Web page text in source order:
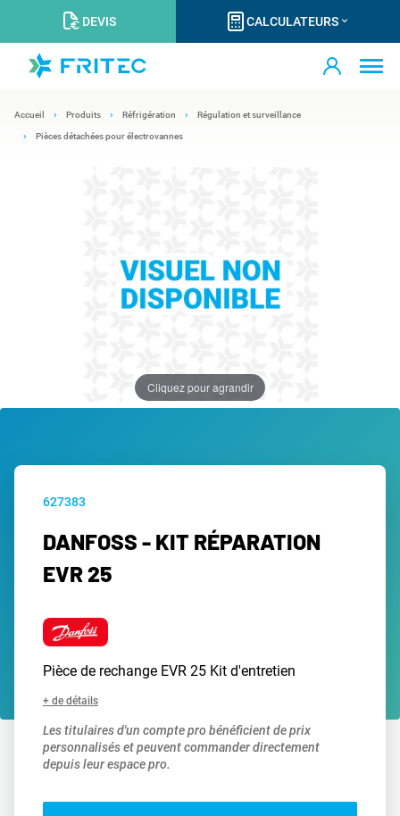
DEVIS CALCULATEURS
Accueil Produits Réfrigération Régulation et surveillance
Pièces détachées pour électrovannes
Cliquez pour agrandir
627383
DANFOSS - KIT RÉPARATION
EVR 25
Pièce de rechange EVR 25 Kit d'entretien
+ de détails
Les titulaires d'un compte pro bénéficient de prix
personnalisés et peuvent commander directement
depuis leur espace pro.